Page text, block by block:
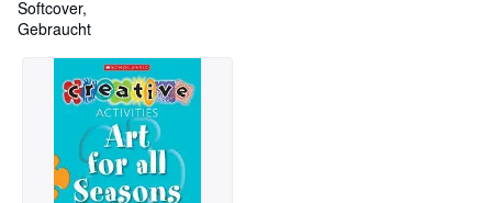
and Audition Pieces
Softcover
Gebraucht